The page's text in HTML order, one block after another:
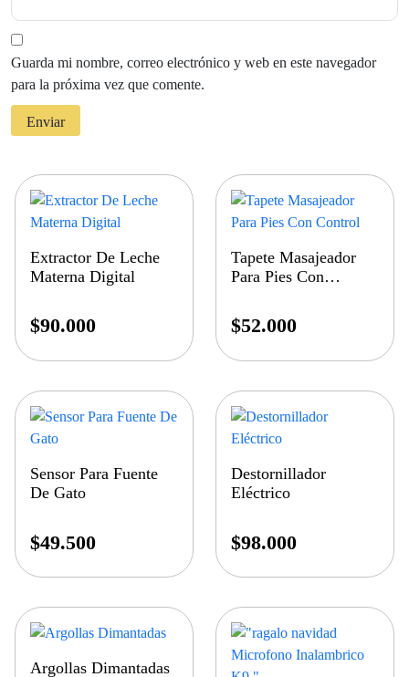
Guarda mi nombre, correo electrónico y web en este navegador
para la próxima vez que comente.
Extractor De Leche
Materna Digital
$90.000
Tapete Masajeador
Para Pies Con
$52.000
Sensor Para Fuente
De Gato
$49.500
Destornillador
Eléctrico
$98.000
Argollas Dimantadas